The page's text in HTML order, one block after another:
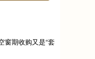
窗期收购又是“套